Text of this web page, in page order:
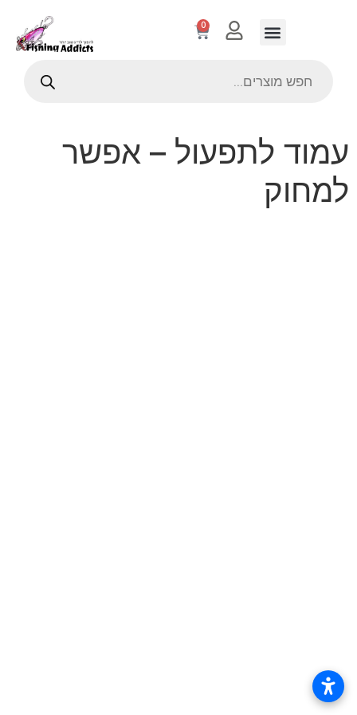
0
עמוד לתפעול – אפשר
למחוק